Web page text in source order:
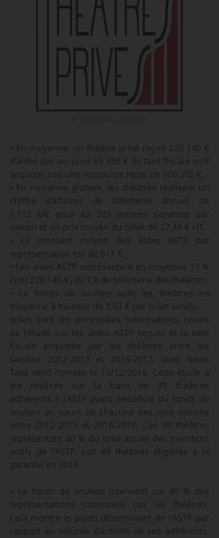
• En moyenne, un théâtre privé reçoit 220 140 €
d’aides par an, pour 59 938 € de taxe fiscale qu’il
acquitte, soit une ressource nette de 160 202 €,
• En moyenne globale, les théâtres réalisent un
chiffre d’affaires de billetterie annuel de
1,712 M€ pour 62 329 entrées payantes par
saison et un prix moyen du billet de 27,48 € HT,
• Le montant moyen des aides ASTP par
représentation est de 613 €,
• Les aides ASTP représentent en moyenne 13 %
(soit 220 140 €) du CA de billetterie des théâtres,
• Le fonds de soutien aide les théâtres en
moyenne à hauteur de 3,53 € par billet vendu,
telles sont les principales informations issues
de l’étude sur les aides ASTP reçues et la taxe
fiscale acquittée par les théâtres entre les
saisons 2012-2013 et 2016-2017, dont News
Tank rend compte le 13/12/2018. Cette étude a
été réalisée sur la base de 39 théâtres
adhérents à l’ASTP ayant bénéficié du fonds de
soutien au cours de chacune des cinq saisons
entre 2012-2013 et 2016-2017. Ces 39 théâtres
représentent 80 % du total actuel des membres
actifs de l’ASTP, soit 48 théâtres éligibles à la
garantie en 2018.
« Le fonds de soutien intervient sur 40 % des
représentations proposées par les théâtres.
Cela montre le poids déterminant de l’ASTP par
rapport au volume d’activité de ses adhérents.